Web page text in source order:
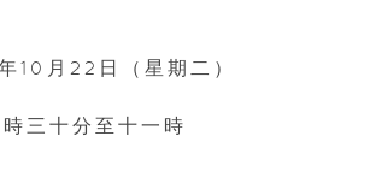
10月22日（星期二）
三十分至十一時